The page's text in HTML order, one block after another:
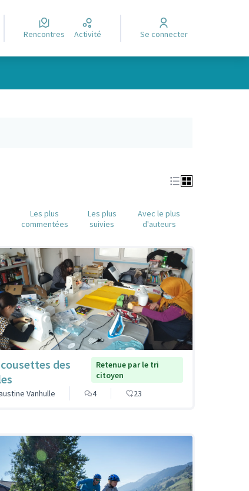
Rencontres Activité Se connecter
Les plus
commentées
Les plus
suivies
Avec le plus
d'auteurs
des
Retenue par le tri
citoyen
Vanhulle
4 23